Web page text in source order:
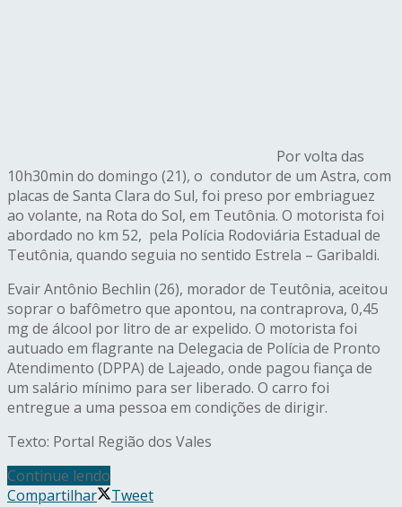
Por volta das
10h30min do domingo (21), o condutor de um Astra, com
placas de Santa Clara do Sul, foi preso por embriaguez
ao volante, na Rota do Sol, em Teutônia. O motorista foi
abordado no km 52, pela Polícia Rodoviária Estadual de
Teutônia, quando seguia no sentido Estrela – Garibaldi.
Evair Antônio Bechlin (26), morador de Teutônia, aceitou
soprar o bafômetro que apontou, na contraprova, 0,45
mg de álcool por litro de ar expelido. O motorista foi
autuado em flagrante na Delegacia de Polícia de Pronto
Atendimento (DPPA) de Lajeado, onde pagou fiança de
um salário mínimo para ser liberado. O carro foi
entregue a uma pessoa em condições de dirigir.
Texto: Portal Região dos Vales
Continue lendo
Compartilhar
Tweet